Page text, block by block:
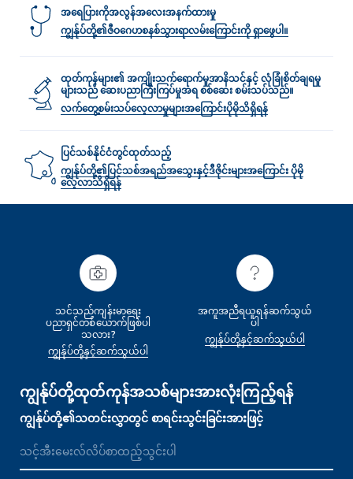
အရေပြားကိုအလွန်အလေးအနက်ထားမှု
ကျွန်ုပ်တို့၏ဇီဝဂေဟစနစ်သွားရာလမ်း‌ကြောင်းကို ရှာဖွေပါ။
ထုတ်ကုန်များ၏ အကျိုးသက်ရောက်မှုအာနိသင်နှင့် လုံခြုံစိတ်ချရမှု
များသည် ဆေးပညာကြီးကြပ်မှုအရ စစ်ဆေး စမ်းသပ်သည်။
လက်တွေ့စမ်းသပ်လေ့လာမှုများအ‌‌‌ကြောင်းပိုမိုသိရှိရန်
ပြင်သစ်နိုင်ငံတွင်ထုတ်သည့်
ကျွန်ုပ်တို့၏ပြင်သစ်အရည်အသွေးနှင့်ဒီဇိုင်းများအကြောင်း ပိုမို
လေ့လာသိရှိရန်
သင်သည်ကျန်းမာရေး
ပညာရှင်တစ်‌ယောက်ဖြစ်ပါ
သလား?
ကျွန်ုပ်တို့နှင့်ဆက်သွယ်ပါ
အကူအညီရယူရန်ဆက်သွယ်
ပါ
ကျွန်ုပ်တို့နှင့်ဆက်သွယ်ပါ
ကျွန်ုပ်တို့ထုတ်ကုန်အသစ်များအားလုံးကြည့်ရန်
ကျွန်ုပ်တို့၏သတင်းလွှာတွင် စာရင်းသွင်းခြင်းအားဖြင့်